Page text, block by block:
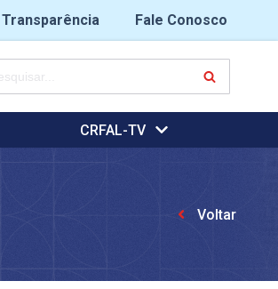
Fale Conosco
CRFAL-TV
Voltar